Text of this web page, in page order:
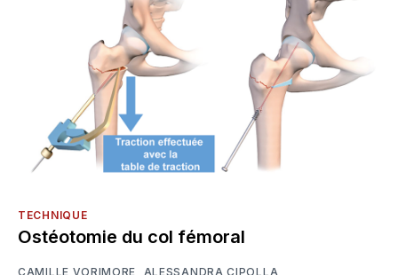
TECHNIQUE
Ostéotomie du col fémoral
CAMILLE VORIMORE ALESSANDRA CIPOLLA